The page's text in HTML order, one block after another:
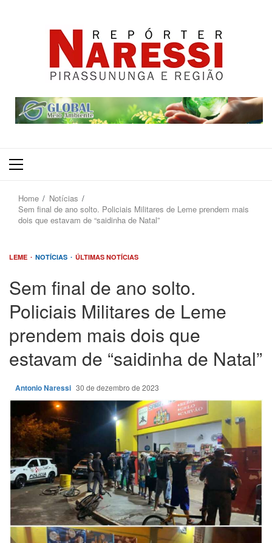
Primary
Home
Notícias
Sem final de ano solto. Policiais Militares de Leme prendem mais
dois que estavam de “saidinha de Natal”
LEME NOTÍCIAS ÚLTIMAS NOTÍCIAS
Sem final de ano solto.
Policiais Militares de Leme
prendem mais dois que
estavam de “saidinha de Natal”
Antonio Naressi 30 de dezembro de 2023